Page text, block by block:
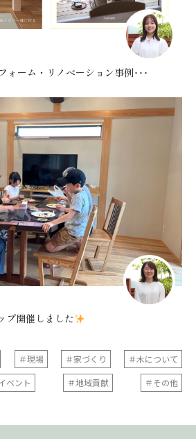
ォーム・リノベーション事例･･･
プ開催しました
＃現場 ＃家づくり
＃木について
ベント ＃地域貢献 ＃その他